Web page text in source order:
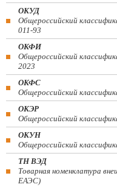
ОКУД
Общероссийский
011-93
ОКФИ
Общероссийский
2023
ОКФС
Общероссийский
ОКЭР
Общероссийский
ОКУН
Общероссийский
ТН ВЭД
Товарная номенклатура
ЕАЭС)